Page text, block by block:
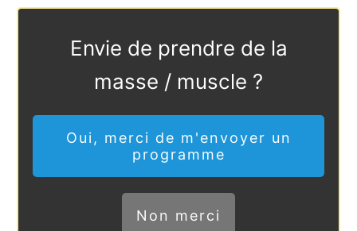
Envie de prendre de la
masse / muscle ?
Oui, merci de m'envoyer un
programme
Non merci